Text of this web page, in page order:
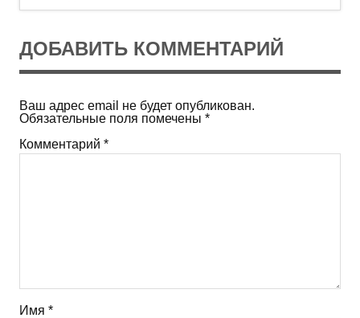
ДОБАВИТЬ КОММЕНТАРИЙ
Ваш адрес email не будет опубликован.
Обязательные поля помечены *
Комментарий *
Имя *